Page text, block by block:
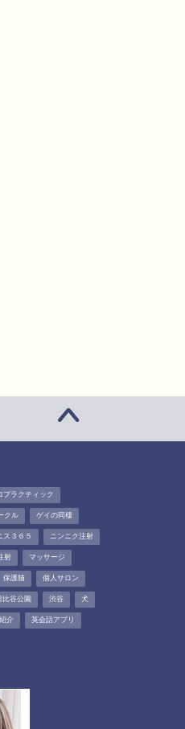
プラクティック
クル ゲイの同棲
ス３６５ ニンニク注射
射 マッサージ
保護猫 個人サロン
比谷公園 渋谷 犬
介 英会話アプリ